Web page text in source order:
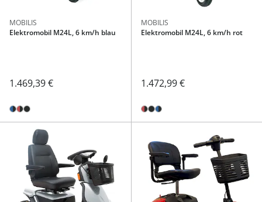
MOBILIS
Elektromobil M24L, 6 km/h blau
1.469,39 €
MOBILIS
Elektromobil M24L, 6 km/h rot
1.472,99 €